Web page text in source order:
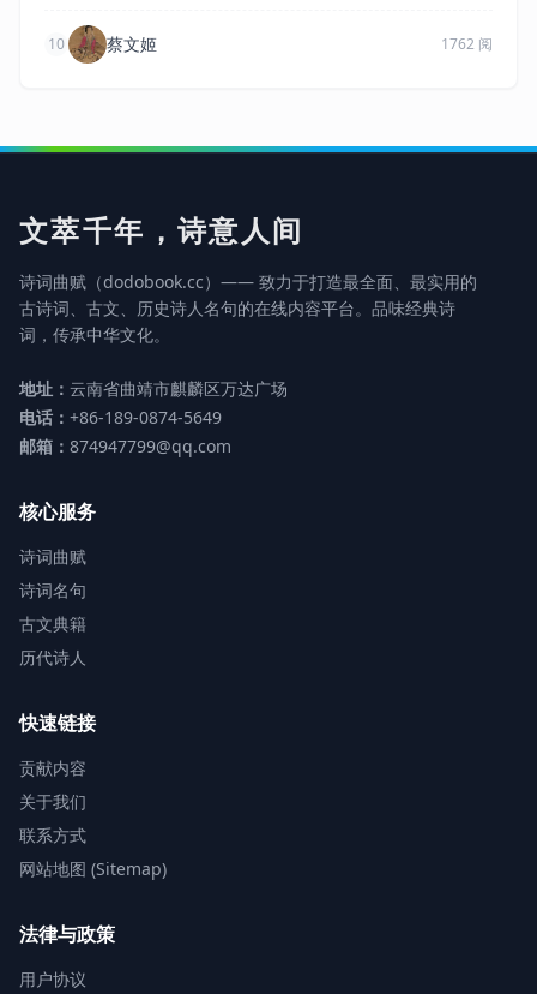
10 蔡文姬 1762 阅
文萃千年，诗意人间
诗词曲赋（dodobook.cc）—— 致力于打造最全面、最实用的
古诗词、古文、历史诗人名句的在线内容平台。品味经典诗
词，传承中华文化。
地址： 云南省曲靖市麒麟区万达广场
电话： +86-189-0874-5649
邮箱： 874947799@qq.com
核心服务
诗词曲赋
诗词名句
古文典籍
历代诗人
快速链接
贡献内容
关于我们
联系方式
网站地图 (Sitemap)
法律与政策
用户协议